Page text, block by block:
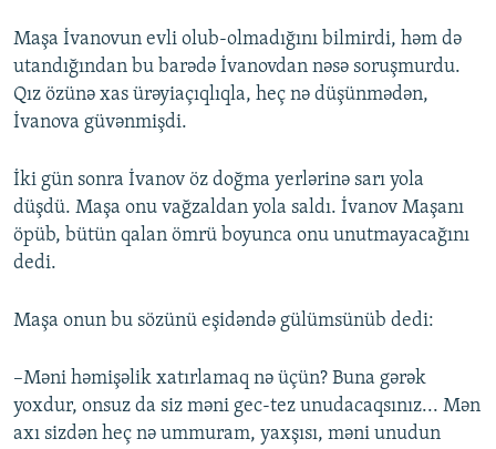
Maşa İvanovun evli olub-olmadığını bilmirdi, həm də
utandığından bu barədə İvanovdan nəsə soruşmurdu.
Qız özünə xas ürəyiaçıqlıqla, heç nə düşünmədən,
İvanova güvənmişdi.
İki gün sonra İvanov öz doğma yerlərinə sarı yola
düşdü. Maşa onu vağzaldan yola saldı. İvanov Maşanı
öpüb, bütün qalan ömrü boyunca onu unutmayacağını
dedi.
Maşa onun bu sözünü eşidəndə gülümsünüb dedi:
–Məni həmişəlik xatırlamaq nə üçün? Buna gərək
yoxdur, onsuz da siz məni gec-tez unudacaqsınız... Mən
axı sizdən heç nə ummuram, yaxşısı, məni unudun